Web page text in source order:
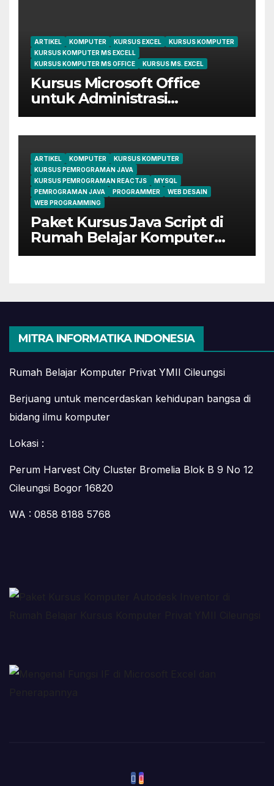
ARTIKEL KOMPUTER KURSUS EXCEL
KURSUS KOMPUTER
KURSUS KOMPUTER MS EXCELL
KURSUS KOMPUTER MS OFFICE
KURSUS MS. EXCEL
Kursus Microsoft Office
untuk Administrasi
Perkantoran di Cileungsi
ARTIKEL KOMPUTER
KURSUS KOMPUTER
KURSUS PEMROGRAMAN JAVA
KURSUS PEMROGRAMAN REACTJS
MYSQL
PEMROGRAMAN JAVA
PROGRAMMER
WEB DESAIN
WEB PROGRAMMING
Paket Kursus Java Script di
Rumah Belajar Komputer
YMII Cileungsi
MITRA INFORMATIKA INDONESIA
Rumah Belajar Komputer Privat YMII Cileungsi
Berjuang untuk mencerdaskan kehidupan bangsa di
bidang ilmu komputer
Lokasi :
Perum Harvest City Cluster Bromelia Blok B 9 No 12
Cileungsi Bogor 16820
WA : 0858 8188 5768